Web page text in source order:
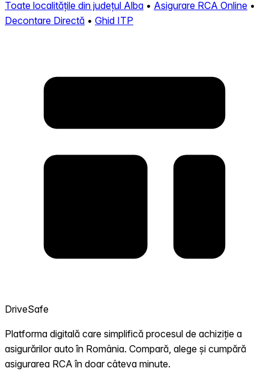
Toate localitățile din județul Alba • Asigurare RCA Online •
Decontare Directă • Ghid ITP
DriveSafe
Platforma digitală care simplifică procesul de achiziție a
asigurărilor auto în România. Compară, alege și cumpără
asigurarea RCA în doar câteva minute.